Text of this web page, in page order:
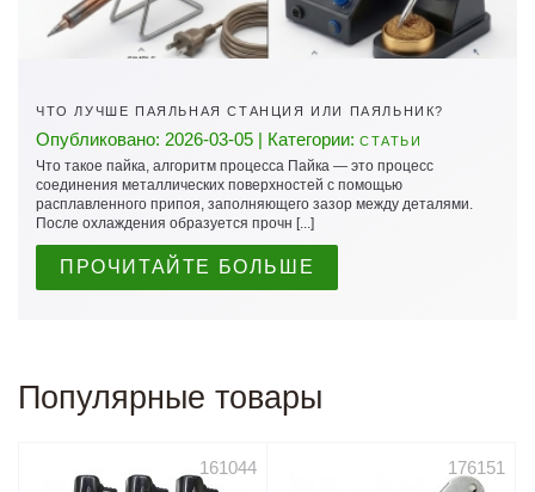
ЧТО ЛУЧШЕ ПАЯЛЬНАЯ СТАНЦИЯ ИЛИ ПАЯЛЬНИК?
Опубликовано: 2026-03-05 | Категории: СТАТЬИ
Что такое пайка, алгоритм процесса Пайка — это процесс
соединения металлических поверхностей с помощью
расплавленного припоя, заполняющего зазор между деталями.
После охлаждения образуется прочн [...]
ПРОЧИТАЙТЕ БОЛЬШЕ
Популярные товары
161044 176151